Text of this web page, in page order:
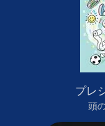
プレ
頭